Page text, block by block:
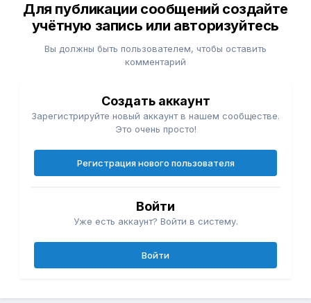
Для публикации сообщений создайте
учётную запись или авторизуйтесь
Вы должны быть пользователем, чтобы оставить
комментарий
Создать аккаунт
Зарегистрируйте новый аккаунт в нашем сообществе.
Это очень просто!
Регистрация нового пользователя
Войти
Уже есть аккаунт? Войти в систему.
Войти